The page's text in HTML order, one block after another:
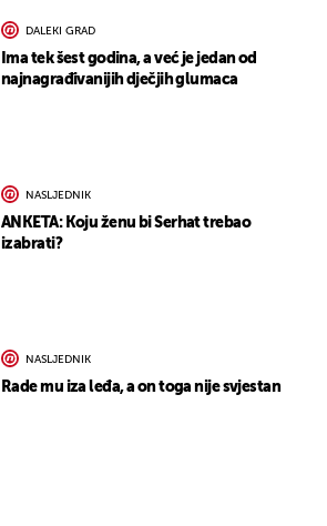
DALEKI GRAD
Ima tek šest godina, a već je jedan od
najnagrađivanijih dječjih glumaca
NASLJEDNIK
ANKETA: Koju ženu bi Serhat trebao
izabrati?
NASLJEDNIK
Rade mu iza leđa, a on toga nije svjestan